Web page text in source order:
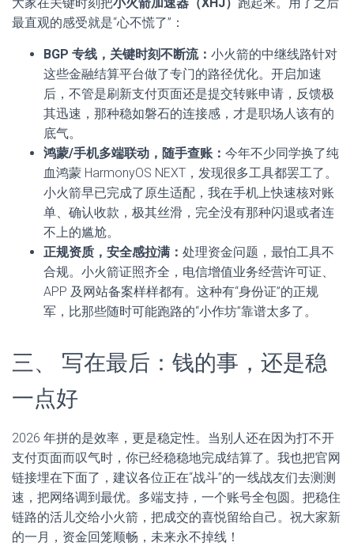
大家在关键时刻把小火箭加速器（XHJ） 跑起来。用了之后
最直观的感受就是“心不慌了”：
BGP 专线，关键时刻不断流： 小火箭的中继线路针对
这些金融结算平台做了专门的路径优化。开启加速
后，不管是刷新支付页面还是提交转账申请，反馈极
其迅速，那种稳如磐石的连接感，才是职场人该有的
底气。
鸿蒙/手机多端联动，随手查账： 今年不少同学换了纯
血鸿蒙 HarmonyOS NEXT，发现很多工具都罢工了。
小火箭早已完成了原生适配，我在手机上快速核对账
单、确认收款，极其丝滑，完全没有那种闪退或者连
不上的尴尬。
正规资质，安全感拉满： 处理资金问题，最怕工具不
合规。小火箭证照齐全，电信增值业务经营许可证、
APP 及网站备案样样都有。这种有“身份证”的正规
军，比那些随时可能跑路的“小作坊”靠谱太多了。
三、 写在最后：钱的事，还是稳
一点好
2026 年拼的是效率，更是稳定性。当别人还在因为打不开
支付页面而叹气时，你已经稳稳地完成结算了。我也把官网
链接埋在下面了，建议各位正在“战斗”的一线战友们去测测
速，把网络调到最优。多端支持，一个账号全包圆。把稳住
链路的活儿交给小火箭，把成交的喜悦留给自己。祝大家新
的一月，资金回笼顺畅，未来永不掉线！